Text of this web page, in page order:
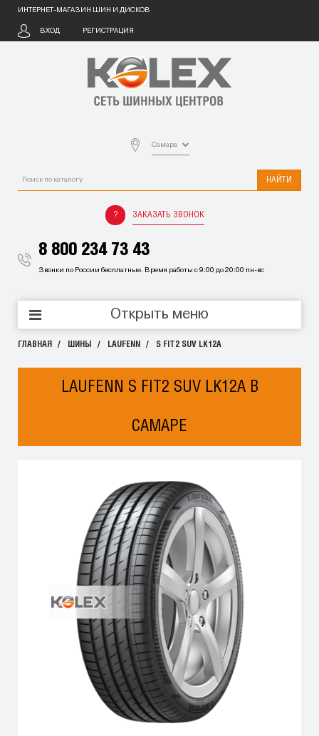
ИНТЕРНЕТ-МАГАЗИН ШИН И ДИСКОВ
ВХОД РЕГИСТРАЦИЯ
Самара
НАЙТИ
ЗАКАЗАТЬ ЗВОНОК
8 800 234 73 43
Звонки по России бесплатные. Время работы с 9:00 до 20:00 пн-вс
Открыть меню
ГЛАВНАЯ ШИНЫ LAUFENN S FIT2 SUV LK12A
LAUFENN S FIT2 SUV LK12A В
САМАРЕ